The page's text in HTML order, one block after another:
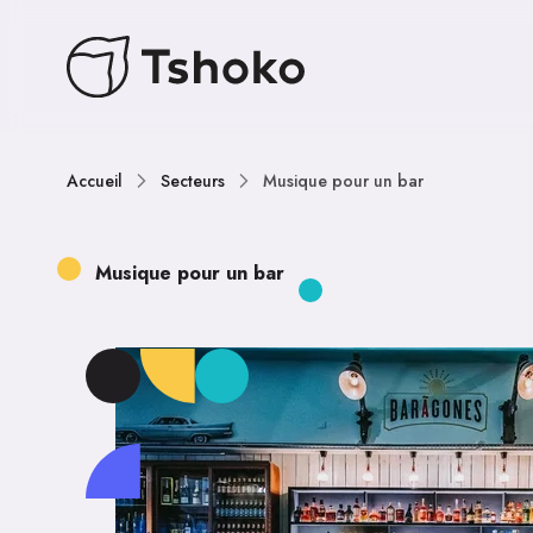
Accueil Secteurs Musique pour un bar
Musique pour un bar